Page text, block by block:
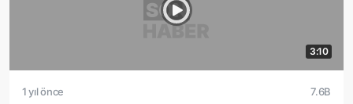
3:10
1 yıl önce 7.6B